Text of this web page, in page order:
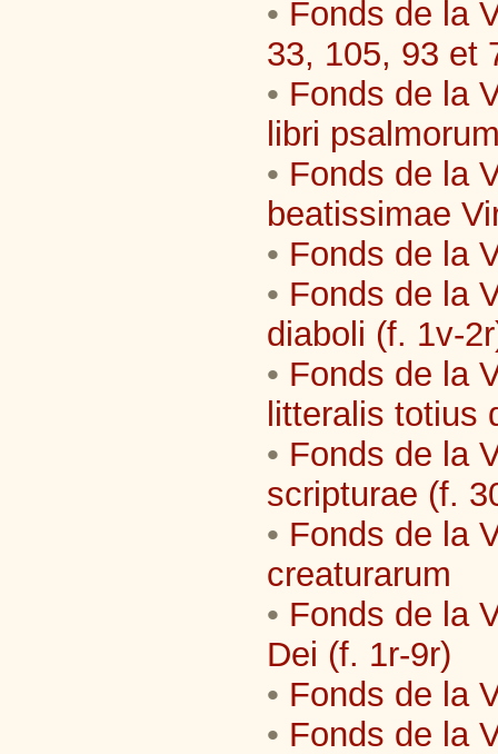
• Fonds de la
33, 105, 93 et
• Fonds de la
libri
• Fonds de la
beatissimae
• Fonds de la
• Fonds de la
diaboli (f. 1v-
• Fonds de la
litteralis totius
• Fonds de la
scripturae (f.
• Fonds de la
creaturarum
• Fonds de la
Dei (f. 1r-9r)
• Fonds de la
• Fonds de la